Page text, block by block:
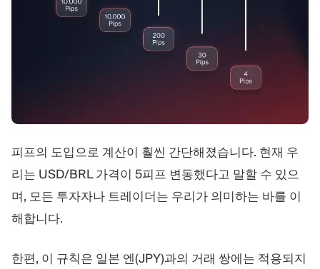
피프의 도입으로 계산이 훨씬 간단해졌습니다. 현재 우
리는 USD/BRL 가격이 5피프 변동했다고 말할 수 있으
며, 모든 투자자나 트레이더는 우리가 의미하는 바를 이
해합니다.
한편, 이 규칙은 일본 엔(JPY)과의 거래 쌍에는 적용되지